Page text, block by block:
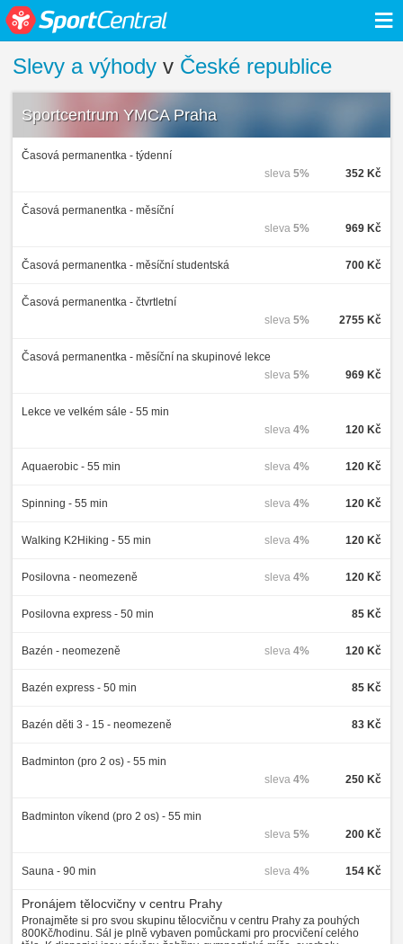
≡
Slevy a výhody v České republice
Sportcentrum YMCA Praha
Časová permanentka - týdenní
352 Kč
sleva 5%
Časová permanentka - měsíční
969 Kč
sleva 5%
Časová permanentka - měsíční studentská 700 Kč
Časová permanentka - čtvrtletní
2755 Kč
sleva 5%
Časová permanentka - měsíční na skupinové lekce
969 Kč
sleva 5%
Lekce ve velkém sále - 55 min
120 Kč
sleva 4%
Aquaerobic - 55 min 120 Kč
sleva 4%
Spinning - 55 min 120 Kč
sleva 4%
Walking K2Hiking - 55 min 120 Kč
sleva 4%
Posilovna - neomezeně 120 Kč
sleva 4%
Posilovna express - 50 min 85 Kč
Bazén - neomezeně 120 Kč
sleva 4%
Bazén express - 50 min 85 Kč
Bazén děti 3 - 15 - neomezeně 83 Kč
Badminton (pro 2 os) - 55 min
250 Kč
sleva 4%
Badminton víkend (pro 2 os) - 55 min
200 Kč
sleva 5%
Sauna - 90 min 154 Kč
sleva 4%
Pronájem tělocvičny v centru Prahy
Pronajměte si pro svou skupinu tělocvičnu v centru Prahy za pouhých
800Kč/hodinu. Sál je plně vybaven pomůckami pro procvičení celého